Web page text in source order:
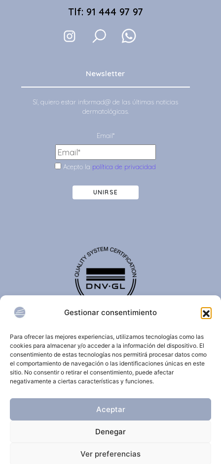
Gestionar consentimiento
Para ofrecer las mejores experiencias, utilizamos tecnologías como las
cookies para almacenar y/o acceder a la información del dispositivo. El
consentimiento de estas tecnologías nos permitirá procesar datos como
el comportamiento de navegación o las identificaciones únicas en este
sitio. No consentir o retirar el consentimiento, puede afectar
negativamente a ciertas características y funciones.
Aceptar
Denegar
Ver preferencias
Tlf: 91 444 97 97
Newsletter
Sí, quiero estar informad@ de las últimas noticias
dermatológicas.
Email*
Acepto la política de privacidad
UNIRSE
internacionalmente y confirma que una organización
cumple con estándares de calidad, seguridad,
sostenibilidad y/o gestión.
Todos los derechos reservados.
Política de privacidad
Política de cookies